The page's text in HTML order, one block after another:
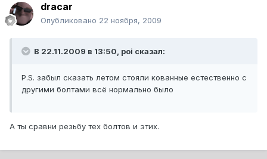
dracar
Опубликовано 22 ноября, 2009
В 22.11.2009 в 13:50, poi сказал:
P.S. забыл сказать летом стояли кованные естественно с
другими болтами всё нормально было
А ты сравни резьбу тех болтов и этих.